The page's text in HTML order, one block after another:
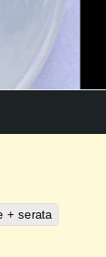
+ serata